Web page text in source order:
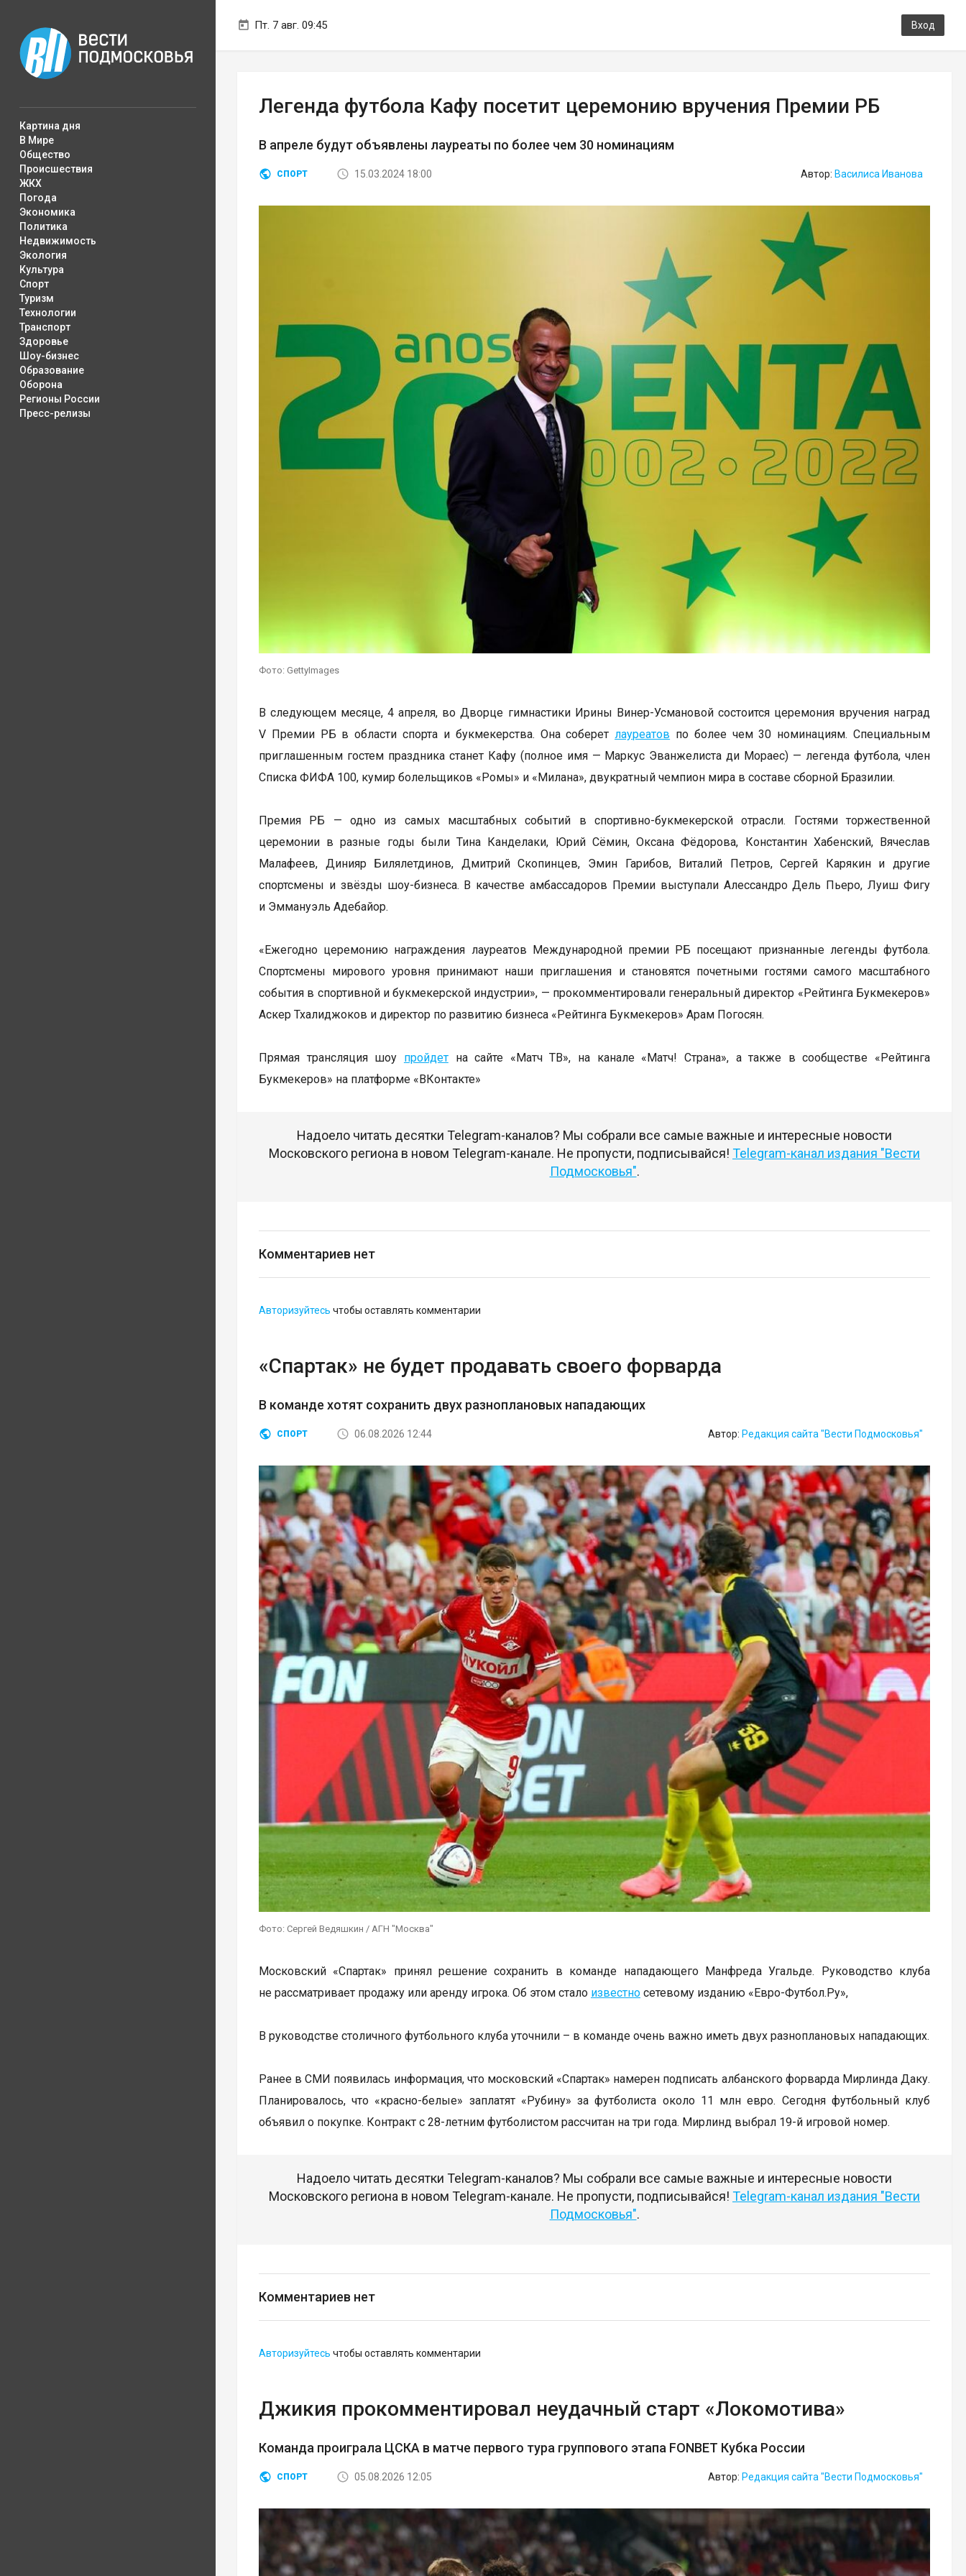
Пт. 7 авг. 09:45 Вход
Картина дня
В Мире
Общество
Происшествия
ЖКХ
Погода
Экономика
Политика
Недвижимость
Экология
Культура
Спорт
Туризм
Технологии
Транспорт
Здоровье
Шоу-бизнес
Образование
Оборона
Регионы России
Пресс-релизы
Легенда футбола Кафу посетит церемонию вручения Премии РБ
В апреле будут объявлены лауреаты по более чем 30 номинациям
СПОРТ 15.03.2024 18:00 Автор: Василиса Иванова
Фото: GettyImages
В следующем месяце, 4 апреля, во Дворце гимнастики Ирины Винер-Усмановой состоится церемония вручения наград
V Премии РБ в области спорта и букмекерства. Она соберет лауреатов по более чем 30 номинациям. Специальным
приглашенным гостем праздника станет Кафу (полное имя — Маркус Эванжелиста ди Мораес) — легенда футбола, член
Списка ФИФА 100, кумир болельщиков «Ромы» и «Милана», двукратный чемпион мира в составе сборной Бразилии.
Премия РБ — одно из самых масштабных событий в спортивно-букмекерской отрасли. Гостями торжественной
церемонии в разные годы были Тина Канделаки, Юрий Сёмин, Оксана Фёдорова, Константин Хабенский, Вячеслав
Малафеев, Динияр Билялетдинов, Дмитрий Скопинцев, Эмин Гарибов, Виталий Петров, Сергей Карякин и другие
спортсмены и звёзды шоу-бизнеса. В качестве амбассадоров Премии выступали Алессандро Дель Пьеро, Луиш Фигу
и Эммануэль Адебайор.
«Ежегодно церемонию награждения лауреатов Международной премии РБ посещают признанные легенды футбола.
Спортсмены мирового уровня принимают наши приглашения и становятся почетными гостями самого масштабного
события в спортивной и букмекерской индустрии», — прокомментировали генеральный директор «Рейтинга Букмекеров»
Аскер Тхалиджоков и директор по развитию бизнеса «Рейтинга Букмекеров» Арам Погосян.
Прямая трансляция шоу пройдетна сайте «Матч ТВ», на канале «Матч! Страна», а также в сообществе «Рейтинга
Букмекеров» на платформе «ВКонтакте»
Надоело читать десятки Telegram-каналов? Мы собрали все самые важные и интересные новости
Московского региона в новом Telegram-канале. Не пропусти, подписывайся! Telegram-канал издания "Вести
Подмосковья".
Комментариев нет
Авторизуйтесь чтобы оставлять комментарии
«Спартак» не будет продавать своего форварда
В команде хотят сохранить двух разноплановых нападающих
СПОРТ 06.08.2026 12:44 Автор: Редакция сайта "Вести Подмосковья"
Фото: Сергей Ведяшкин / АГН "Москва"
Московский «Спартак» принял решение сохранить в команде нападающего Манфреда Угальде. Руководство клуба
не рассматривает продажу или аренду игрока. Об этом стало известно сетевому изданию «Евро-Футбол.Ру»,
В руководстве столичного футбольного клуба уточнили – в команде очень важно иметь двух разноплановых нападающих.
Ранее в СМИ появилась информация, что московский «Спартак» намерен подписать албанского форварда Мирлинда Даку.
Планировалось, что «красно-белые» заплатят «Рубину» за футболиста около 11 млн евро. Сегодня футбольный клуб
объявил о покупке. Контракт с 28-летним футболистом рассчитан на три года. Мирлинд выбрал 19-й игровой номер.
Надоело читать десятки Telegram-каналов? Мы собрали все самые важные и интересные новости
Московского региона в новом Telegram-канале. Не пропусти, подписывайся! Telegram-канал издания "Вести
Подмосковья".
Комментариев нет
Авторизуйтесь чтобы оставлять комментарии
Джикия прокомментировал неудачный старт «Локомотива»
Команда проиграла ЦСКА в матче первого тура группового этапа FONBET Кубка России
СПОРТ 05.08.2026 12:05 Автор: Редакция сайта "Вести Подмосковья"